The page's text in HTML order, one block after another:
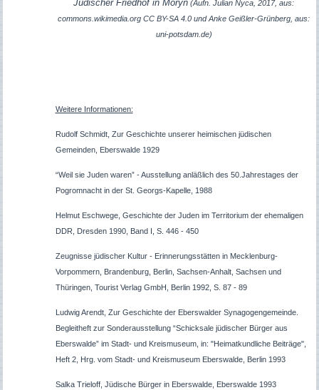
Jüdischer Friedhof in Moryn (Aufn. Julian Nyca, 2017, aus:
commons.wikimedia.org CC BY-SA 4.0 und Anke Geißler-Grünberg, aus:
uni-potsdam.de)
Weitere Informationen:
Rudolf Schmidt, Zur Geschichte unserer heimischen jüdischen
Gemeinden, Eberswalde 1929
“Weil sie Juden waren” - Ausstellung anläßlich des 50.Jahrestages der
Pogromnacht in der St. Georgs-Kapelle, 1988
Helmut Eschwege, Geschichte der Juden im Territorium der ehemaligen
DDR, Dresden 1990, Band I, S. 446 - 450
Zeugnisse jüdischer Kultur - Erinnerungsstätten in Mecklenburg-
Vorpommern, Brandenburg, Berlin, Sachsen-Anhalt, Sachsen und
Thüringen, Tourist Verlag GmbH, Berlin 1992, S. 87 - 89
Ludwig Arendt, Zur Geschichte der Eberswalder Synagogengemeinde.
Begleitheft zur Sonderausstellung “Schicksale jüdischer Bürger aus
Eberswalde” im Stadt- und Kreismuseum, in: "Heimatkundliche Beiträge",
Heft 2, Hrg. vom Stadt- und Kreismuseum Eberswalde, Berlin 1993
Salka Trieloff, Jüdische Bürger in Eberswalde, Eberswalde 1993